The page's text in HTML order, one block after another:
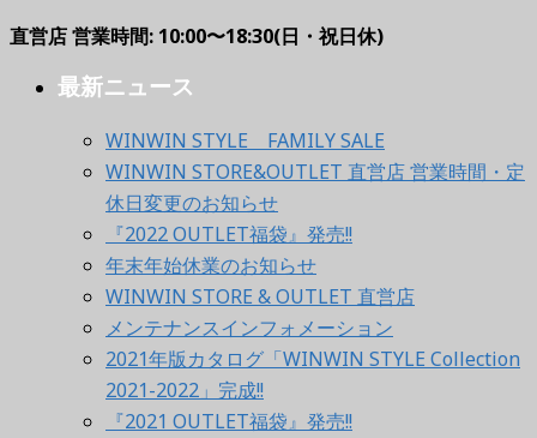
直営店 営業時間: 10:00〜18:30(日・祝日休)
最新ニュース
WINWIN STYLE FAMILY SALE
WINWIN STORE&OUTLET 直営店 営業時間・定
休日変更のお知らせ
『2022 OUTLET福袋』発売!!
年末年始休業のお知らせ
WINWIN STORE & OUTLET 直営店
メンテナンスインフォメーション
2021年版カタログ「WINWIN STYLE Collection
2021-2022」完成!!
『2021 OUTLET福袋』発売!!